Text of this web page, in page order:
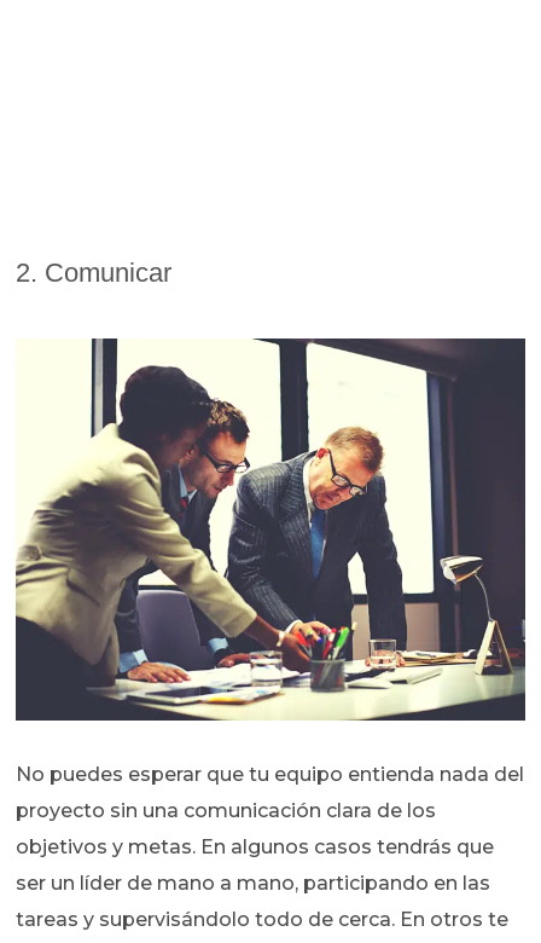
2. Comunicar
No puedes esperar que tu equipo entienda nada del
proyecto sin una comunicación clara de los
objetivos y metas. En algunos casos tendrás que
ser un líder de mano a mano, participando en las
tareas y supervisándolo todo de cerca. En otros te